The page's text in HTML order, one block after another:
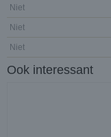
Niet
Niet
Niet
Ook interessant